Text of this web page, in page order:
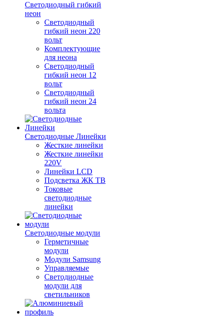
Светодиодный гибкий
неон
Светодиодный
гибкий неон 220
вольт
Комплектующие
для неона
Светодиодный
гибкий неон 12
вольт
Светодиодный
гибкий неон 24
вольта
Светодиодные Линейки
Жесткие линейки
Жесткие линейки
220V
Линейки LCD
Подсветка ЖК ТВ
Токовые
светодиодные
линейки
Светодиодные модули
Герметичные
модули
Модули Samsung
Управляемые
Светодиодные
модули для
светильников